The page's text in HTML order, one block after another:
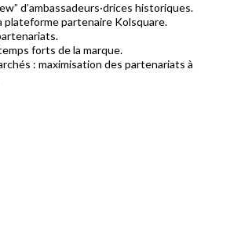
d’ambassadeurs·drices historiques.
plateforme partenaire Kolsquare.
forts de la marque.
: maximisation des partenariats à